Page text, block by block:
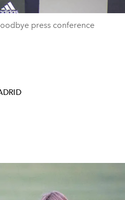
Video
press conference